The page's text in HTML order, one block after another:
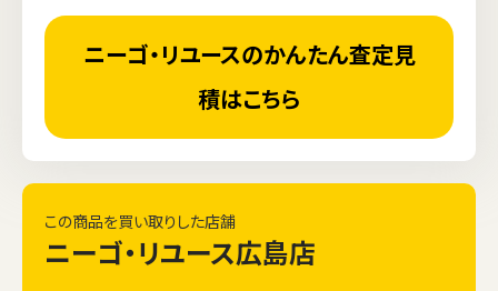
ニーゴ・リユースのかんたん査定見
積はこちら
この商品を買い取りした店舗
ニーゴ・リユース広島店